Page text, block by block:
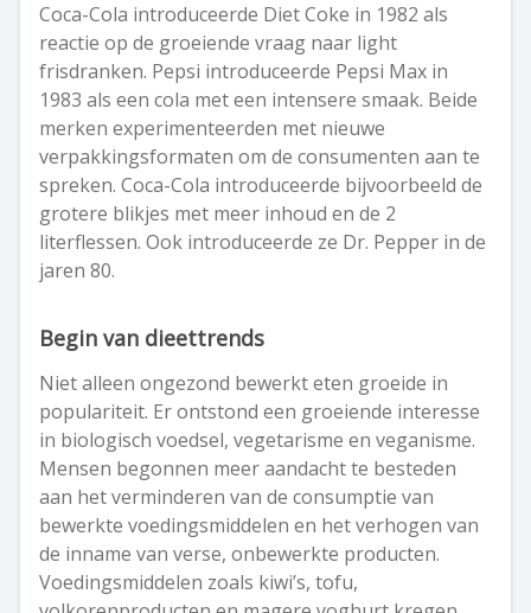
Coca-Cola introduceerde Diet Coke in 1982 als
reactie op de groeiende vraag naar light
frisdranken. Pepsi introduceerde Pepsi Max in
1983 als een cola met een intensere smaak. Beide
merken experimenteerden met nieuwe
verpakkingsformaten om de consumenten aan te
spreken. Coca-Cola introduceerde bijvoorbeeld de
grotere blikjes met meer inhoud en de 2
literflessen. Ook introduceerde ze Dr. Pepper in de
jaren 80.
Begin van dieettrends
Niet alleen ongezond bewerkt eten groeide in
populariteit. Er ontstond een groeiende interesse
in biologisch voedsel, vegetarisme en veganisme.
Mensen begonnen meer aandacht te besteden
aan het verminderen van de consumptie van
bewerkte voedingsmiddelen en het verhogen van
de inname van verse, onbewerkte producten.
Voedingsmiddelen zoals kiwi’s, tofu,